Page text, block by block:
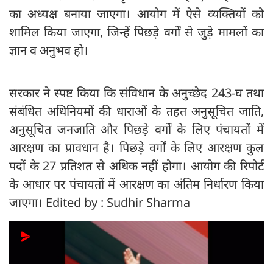
का अध्यक्ष बनाया जाएगा। आयोग में ऐसे व्यक्तियों को
शामिल किया जाएगा, जिन्हें पिछड़े वर्गों से जुड़े मामलों का
ज्ञान व अनुभव हो।
सरकार ने स्पष्ट किया कि संविधान के अनुच्छेद 243-घ तथा
संबंधित अधिनियमों की धाराओं के तहत अनुसूचित जाति,
अनुसूचित जनजाति और पिछड़े वर्गों के लिए पंचायतों में
आरक्षण का प्रावधान है। पिछड़े वर्गों के लिए आरक्षण कुल
पदों के 27 प्रतिशत से अधिक नहीं होगा। आयोग की रिपोर्ट
के आधार पर पंचायतों में आरक्षण का अंतिम निर्धारण किया
जाएगा। Edited by : Sudhir Sharma